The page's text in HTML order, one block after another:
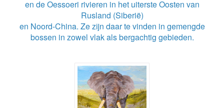
en de Oessoeri rivieren in het uiterste Oosten van
Rusland (Siberië)
en Noord-China. Ze zijn daar te vinden in gemengde
bossen in zowel vlak als bergachtig gebieden.